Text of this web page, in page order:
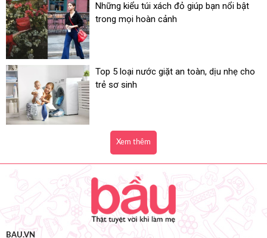
Những kiểu túi xách đỏ giúp bạn nổi bật
trong mọi hoàn cảnh
Top 5 loại nước giặt an toàn, dịu nhẹ cho
trẻ sơ sinh
Xem thêm
BAU.VN